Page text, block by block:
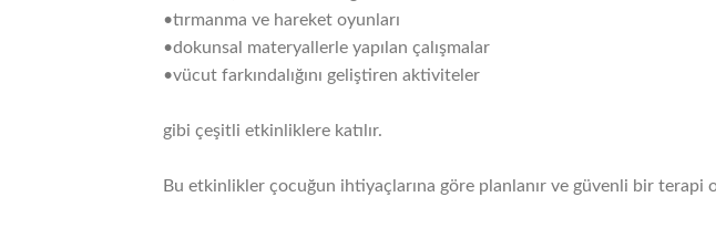
•tırmanma ve hareket oyunları
•dokunsal materyallerle yapılan çalışmalar
•vücut farkındalığını geliştiren aktiviteler
gibi çeşitli etkinliklere katılır.
Bu etkinlikler çocuğun ihtiyaçlarına göre planlanır ve güvenli bir terapi